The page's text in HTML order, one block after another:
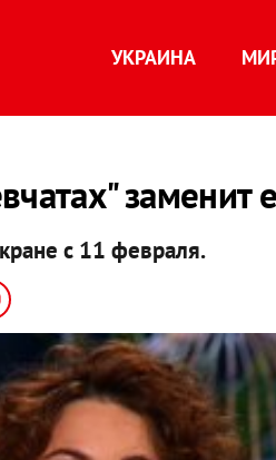
УКРАИНА
заменит
с 11 февраля.